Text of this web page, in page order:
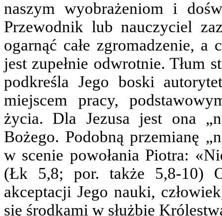
naszym wyobrażeniom i
Przewodnik lub nauczyciel
ogarnąć całe zgromadzenie, a
jest zupełnie odwrotnie. Tłum
podkreśla Jego boski
miejscem pracy,
życia. Dla Jezusa jest ona
Bożego. Podobną przemianę
w scenie powołania Piotra:
(Łk 5,8; por. także 5,8-10)
akceptacji Jego nauki,
się środkami w służbie